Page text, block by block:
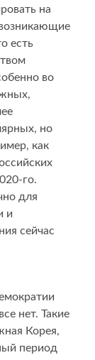
на
возникающие
есть
во
но
как
го.
для
и
сейчас
нет. Такие
Корея,
период